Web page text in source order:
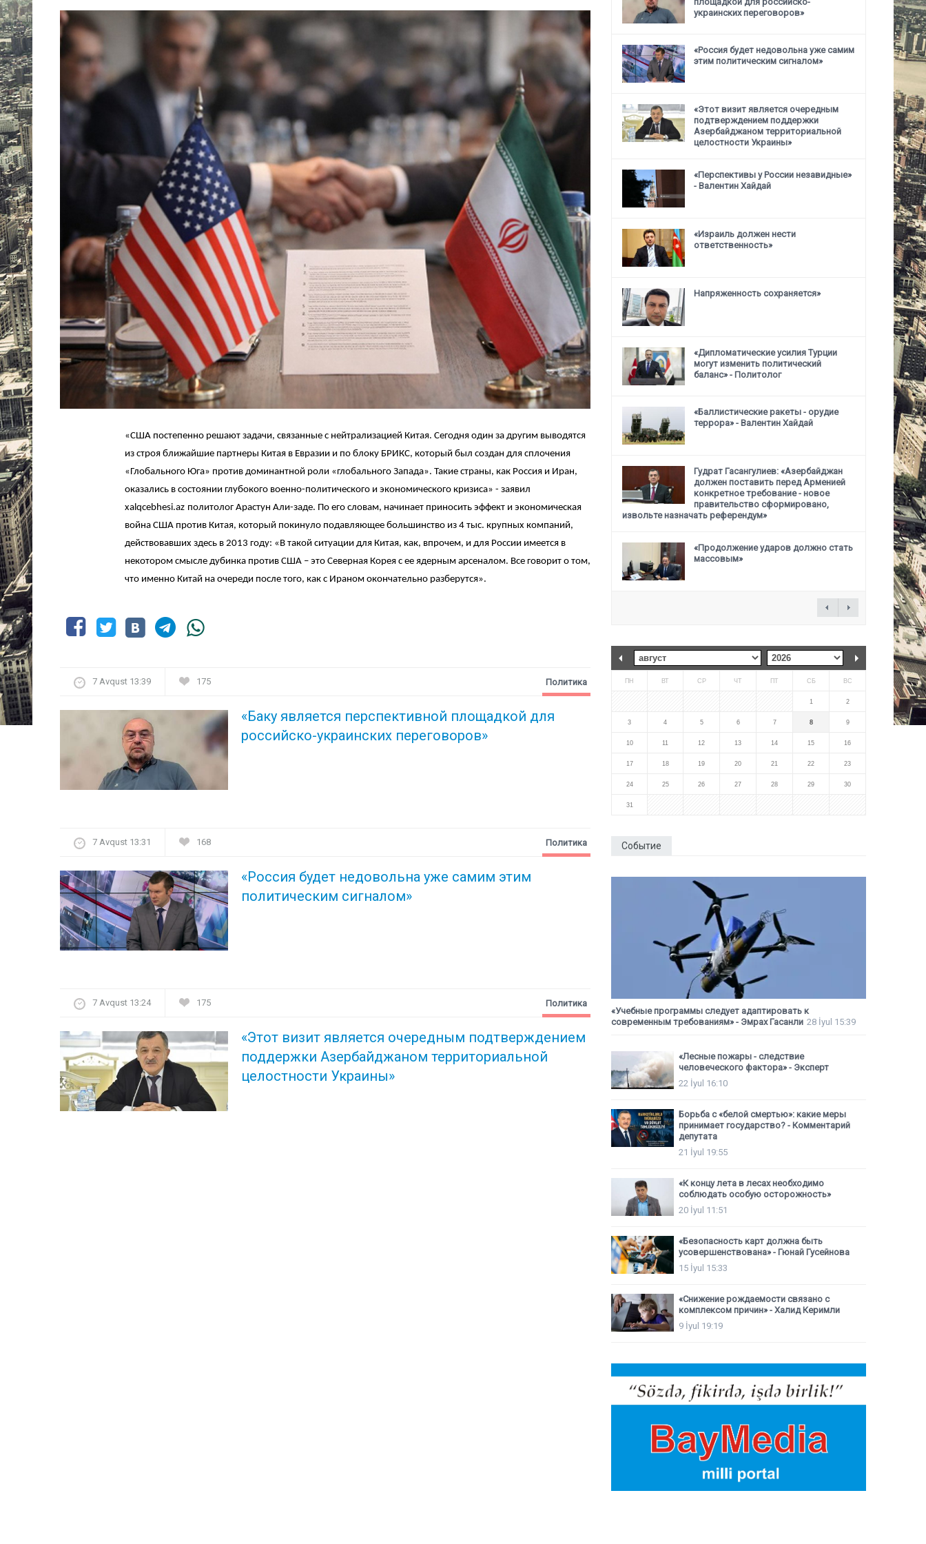
«США постепенно решают задачи, связанные с нейтрализацией Китая. Сегодня один за другим выводятся
из строя ближайшие партнеры Китая в Евразии и по блоку БРИКС, который был создан для сплочения
«Глобального Юга» против доминантной роли «глобального Запада». Такие страны, как Россия и Иран,
оказались в состоянии глубокого военно-политического и экономического кризиса» - заявил
xalqcebhesi.az политолог Арастун Али-заде. По его словам, начинает приносить эффект и экономическая
война США против Китая, который покинуло подавляющее большинство из 4 тыс. крупных компаний,
действовавших здесь в 2013 году: «В такой ситуации для Китая, как, впрочем, и для России имеется в
некотором смысле дубинка против США – это Северная Корея с ее ядерным арсеналом. Все говорит о том,
что именно Китай на очереди после того, как с Ираном окончательно разберутся».
7 Avqust 13:39 175
«Баку является перспективной площадкой для
российско-украинских переговоров»
Политика
7 Avqust 13:31 168
«Россия будет недовольна уже самим этим
политическим сигналом»
Политика
7 Avqust 13:24 175
«Этот визит является очередным подтверждением
поддержкиАзербайджаном территориальной
целостности Украины»
Политика
украинских переговоров»
«Россия будет недовольна уже самим
этим политическим сигналом»
«Этот визит является очередным
подтверждением поддержки
Азербайджаном территориальной
целостности Украины»
«Перспективы у России незавидные»
- Валентин Хайдай
«Израиль должен нести
ответственность»
Напряженность сохраняется»
«Дипломатические усилия Турции
могут изменить политический
баланс» - Политолог
«Баллистические ракеты - орудие
террора» - Валентин Хайдай
Гудрат Гасангулиев: «Азербайджан
должен поставить перед Арменией
конкретное требование - новое
правительство сформировано,
извольте назначать референдум»
«Продолжение ударов должно стать
массовым»
ПН ВТ СР ЧТ ПТ СБ ВС
1 2
3 4 5 6 7 8 9
10 11 12 13 14 15 16
17 18 19 20 21 22 23
24 25 26 27 28 29 30
31
Событие
«Учебные программы следует адаптировать к
современным требованиям» - Эмрах Гасанли 28 İyul 15:39
«Лесные пожары - следствие
человеческого фактора» - Эксперт
22 İyul 16:10
Борьба с «белой смертью»: какие меры
принимает государство? - Комментарий
депутата
21 İyul 19:55
«К концу лета в лесах необходимо
соблюдать особую осторожность»
20 İyul 11:51
«Безопасность карт должна быть
усовершенствована» - Гюнай Гусейнова
15 İyul 15:33
«Снижение рождаемости связано с
комплексом причин» - Халид Керимли
9 İyul 19:19